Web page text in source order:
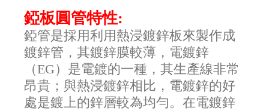
錏板圓管特性:
錏管是採用利用熱浸鍍鋅板來製作成
鍍鋅管，其鍍鋅膜較薄，電鍍鋅
（EG）是電鍍的一種，其生產線非常
昂貴；與熱浸鍍鋅相比，電鍍鋅的好
處是鍍上的鋅層較為均勻。在電鍍鋅